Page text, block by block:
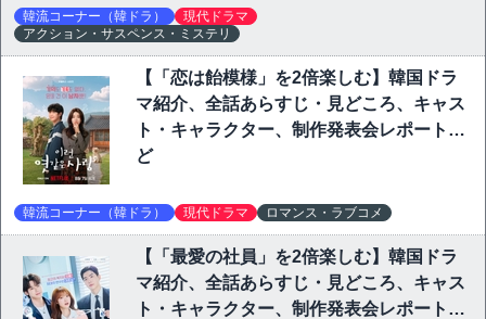
韓流コーナー（韓ドラ）
現代ドラマ
アクション・サスペンス・ミステリ
【「恋は飴模様」を2倍楽しむ】韓国ドラ
マ紹介、全話あらすじ・見どころ、キャス
ト・キャラクター、制作発表会レポートな
ど
韓流コーナー（韓ドラ） 現代ドラマ ロマンス・ラブコメ
【「最愛の社員」を2倍楽しむ】韓国ドラ
マ紹介、全話あらすじ・見どころ、キャス
ト・キャラクター、制作発表会レポートな